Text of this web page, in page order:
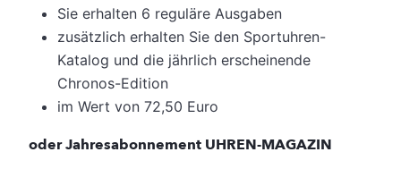
Sie erhalten 6 reguläre Ausgaben
zusätzlich erhalten Sie den Sportuhren-
Katalog und die jährlich erscheinende
Chronos-Edition
im Wert von 72,50 Euro
oder Jahresabonnement UHREN-MAGAZIN